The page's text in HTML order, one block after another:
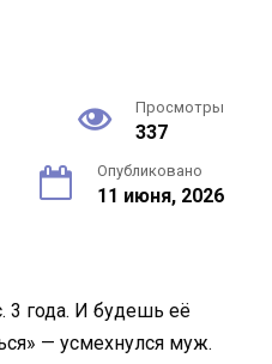
Просмотры
337
Опубликовано
11 июня, 2026
3 года. И будешь её
— усмехнулся муж.